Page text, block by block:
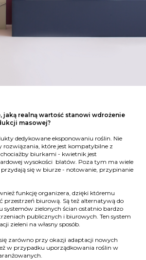
jaką realną wartość stanowi wdrożenie
masowej?
dedykowane eksponowaniu roślin. Nie
rozwiązania, które jest kompatybilne z
biurkami - kwietnik jest
wysokości blatów. Poza tym ma wiele
się w biurze - notowanie, przypinanie
funkcję organizera, dzięki któremu
przestrzeń biurową. Są też alternatywą do
zielonych ścian ostatnio bardzo
publicznych i biurowych. Ten system
zieleni na własny sposób.
zarówno przy okazji adaptacji nowych
w przypadku uporządkowania roślin w